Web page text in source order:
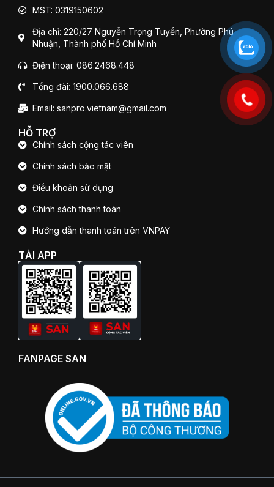
MST: 0319150602
Địa chỉ: 220/27 Nguyễn Trọng Tuyển, Phường Phú
Nhuận, Thành phố Hồ Chí Minh
Điện thoại: 086.2468.448
Tổng đài: 1900.066.688
Email: sanpro.vietnam@gmail.com
HỖ TRỢ
Chính sách cộng tác viên
Chính sách bảo mật
Điều khoản sử dụng
Chính sách thanh toán
Hướng dẫn thanh toán trên VNPAY
TẢI APP
FANPAGE SAN